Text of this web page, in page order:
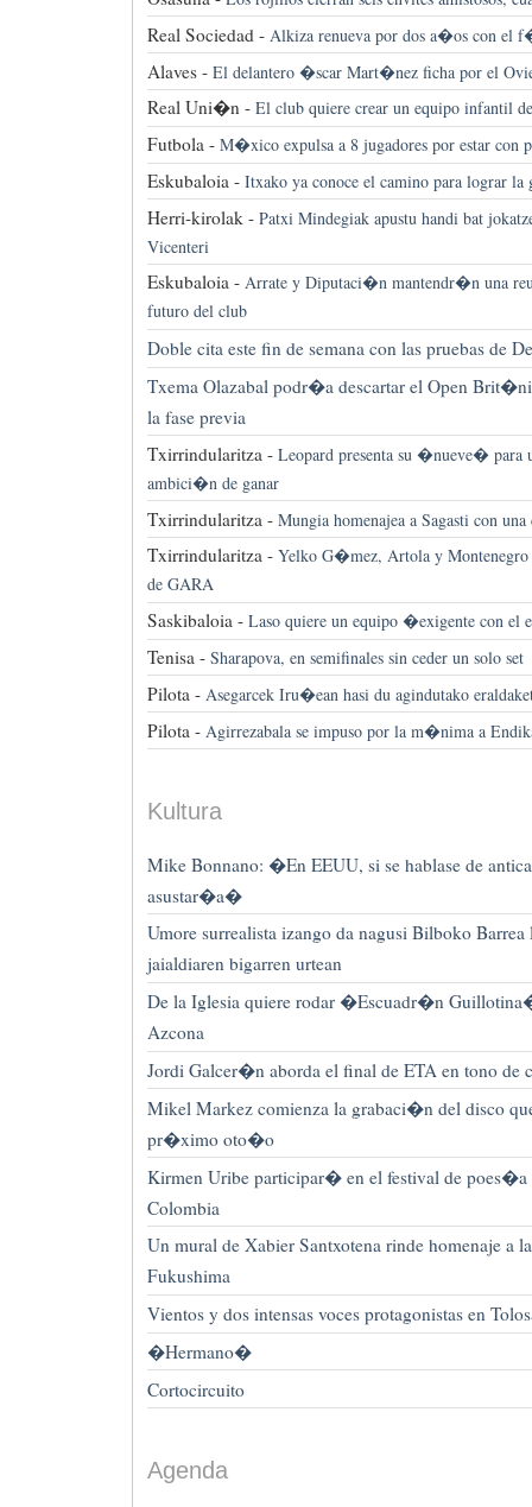
Real Sociedad - Alkiza renueva por dos a�os con el
Alaves - El delantero �scar Mart�nez ficha por el
Real Uni�n - El club quiere crear un equipo infantil
Futbola - M�xico expulsa a 8 jugadores por estar con
Eskubaloia - Itxako ya conoce el camino para lograr la
Herri-kirolak - Patxi Mindegiak apustu handi bat
Vicenteri
Eskubaloia - Arrate y Diputaci�n mantendr�n una
futuro del club
Doble cita este fin de semana con las pruebas de
Txema Olazabal podr�a descartar el Open
la fase previa
Txirrindularitza - Leopard presenta su �nueve� para
ambici�n de ganar
Txirrindularitza - Mungia homenajea a Sagasti con
Txirrindularitza - Yelko G�mez, Artola y Montenegro
de GARA
Saskibaloia - Laso quiere un equipo �exigente con el
Tenisa - Sharapova, en semifinales sin ceder un solo set
Pilota - Asegarcek Iru�ean hasi du agindutako
Pilota - Agirrezabala se impuso por la m�nima a
Kultura
Mike Bonnano: �En EEUU, si se hablase de
asustar�a�
Umore surrealista izango da nagusi Bilboko Barrea
jaialdiaren bigarren urtean
De la Iglesia quiere rodar �Escuadr�n
Azcona
Jordi Galcer�n aborda el final de ETA en tono de
Mikel Markez comienza la grabaci�n del disco
pr�ximo oto�o
Kirmen Uribe participar� en el festival de
Colombia
Un mural de Xabier Santxotena rinde homenaje a
Fukushima
Vientos y dos intensas voces protagonistas en
�Hermano�
Cortocircuito
Agenda